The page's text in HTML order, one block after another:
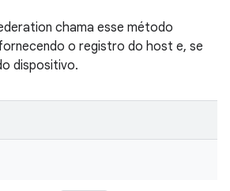
chama esse método
o registro do host e, se
dispositivo.